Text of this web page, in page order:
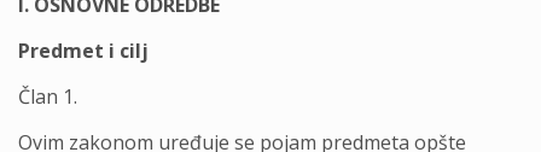
Predmet i cilј
Član 1.
Ovim zakonom uređuje se pojam predmeta opšte